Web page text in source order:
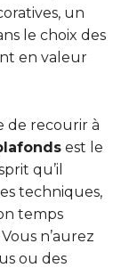
un
le choix des
en valeur
de recourir à
est le
qu’il
techniques,
temps
n’aurez
ou des